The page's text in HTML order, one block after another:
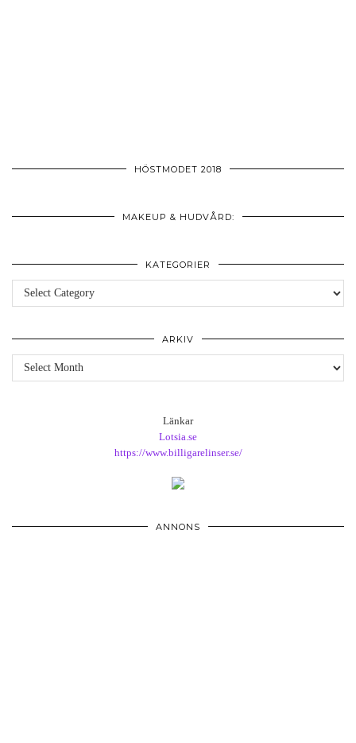
HÖSTMODET 2018
MAKEUP & HUDVÅRD:
KATEGORIER
Kategorier
ARKIV
Arkiv
Länkar
Lotsia.se
https://www.billigarelinser.se/
ANNONS